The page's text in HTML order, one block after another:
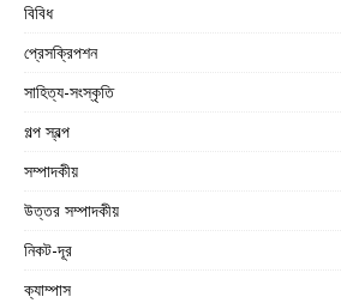
বিবিধ
প্রেসক্রিপশন
সাহিত্য-সংস্কৃতি
গল্প স্বল্প
সম্পাদকীয়
উত্তর সম্পাদকীয়
নিকট-দূর
ক্যাম্পাস